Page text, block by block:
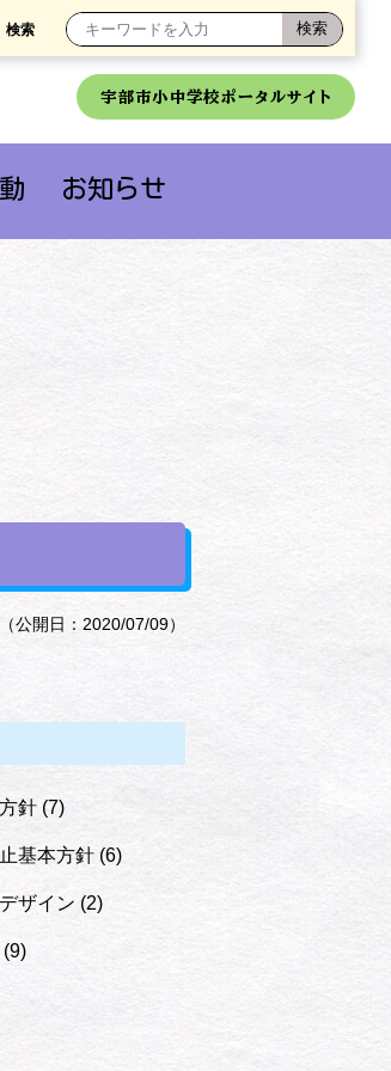
検索
宇部市小中学校ポータルサイト
お知らせ
（公開日：2020/07/09）
針 (7)
基本方針 (6)
ザイン (2)
(9)